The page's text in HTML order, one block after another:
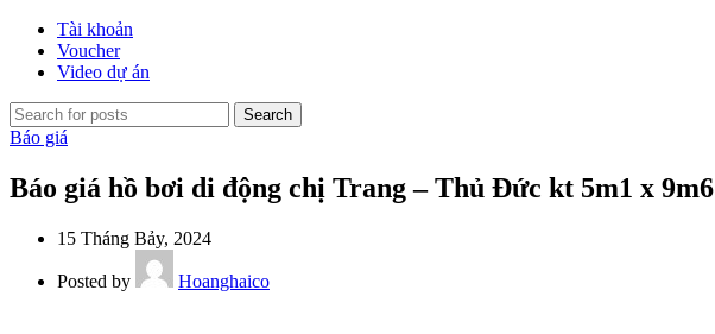
Tài khoản
Voucher
Video dự án
Search
Báo giá
Báo giá hồ bơi di động chị Trang – Thủ Đức kt 5m1 x 9m6
15 Tháng Bảy, 2024
Posted by Hoanghaico